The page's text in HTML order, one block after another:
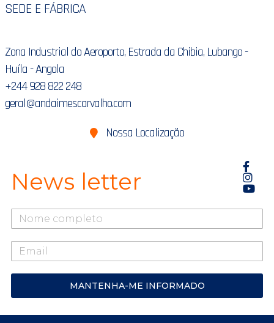
SEDE E FÁBRICA
Zona Industrial do Aeroporto, Estrada da Chibia, Lubango -
Huíla - Angola
+244 928 822 248
geral@andaimescarvalho.com
Nossa Localização
News letter
seu
nome
seu
mail
MANTENHA-ME INFORMADO